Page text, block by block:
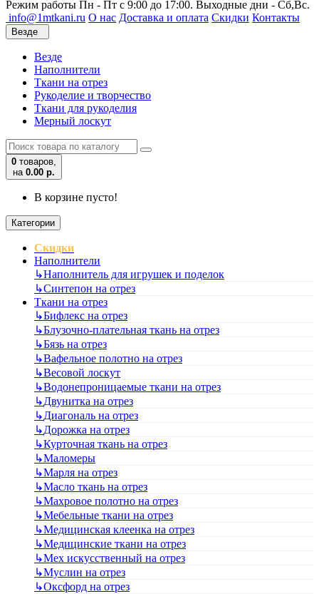
Режим работы Пн - Пт с 9:00 до 17:00. Выходные дни - Сб,Вс.
info@1mtkani.ru О нас Доставка и оплата Скидки Контакты
Везде
Везде
Наполнители
Ткани на отрез
Рукоделие и творчество
Ткани для рукоделия
Мерный лоскут
0 товаров,
на 0.00 р.
В корзине пусто!
Категории
Скидки
Наполнители
↳Наполнитель для игрушек и поделок
↳Синтепон на отрез
Ткани на отрез
↳Бифлекс на отрез
↳Блузочно-плательная ткань на отрез
↳Бязь на отрез
↳Вафельное полотно на отрез
↳Весовой лоскут
↳Водонепроницаемые ткани на отрез
↳Двунитка на отрез
↳Диагональ на отрез
↳Дорожка на отрез
↳Курточная ткань на отрез
↳Маломеры
↳Марля на отрез
↳Масло ткань на отрез
↳Махровое полотно на отрез
↳Мебельные ткани на отрез
↳Медицинская клеенка на отрез
↳Медицинские ткани на отрез
↳Мех искусственный на отрез
↳Муслин на отрез
↳Оксфорд на отрез